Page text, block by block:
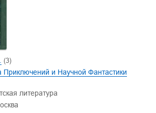
(3)
Приключений и Научной Фантастики
литература